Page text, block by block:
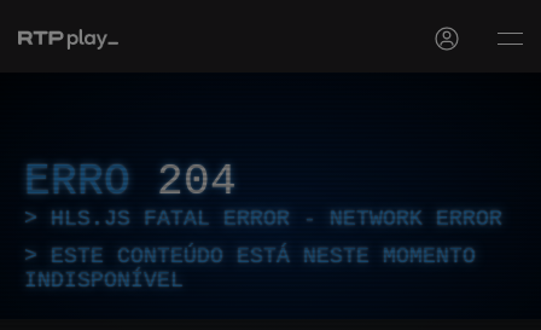
ERRO 204
HLS.JS FATAL ERROR - NETWORK ERROR
ESTE CONTEÚDO ESTÁ NESTE MOMENTO
INDISPONÍVEL